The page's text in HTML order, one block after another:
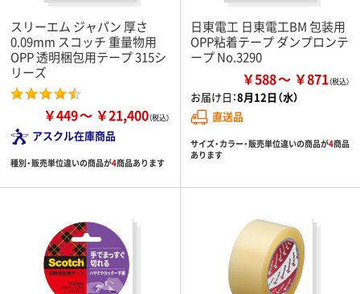
スリーエム ジャパン 厚さ
0.09mm スコッチ 重量物用
OPP 透明梱包用テープ 315シ
リーズ
￥449 ￥21,400
アスクル在庫商品
種別・販売単位違いの商品が4商品あります
日東電工 日東電工BM 包装用
OPP粘着テープ ダンプロンテ
ープ No.3290
￥588 ￥871
お届け日：8月12日（水）
直送品
サイズ・カラー・販売単位違いの商品が4商品
あります